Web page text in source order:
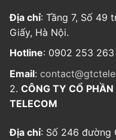
Địa chỉ: Tầng 7, Số 49
Giấy, Hà Nội.
Hotline: 0902 253 263
Email:
2. CÔNG TY CỔ
TELECOM
Địa chỉ: Số 246 đường